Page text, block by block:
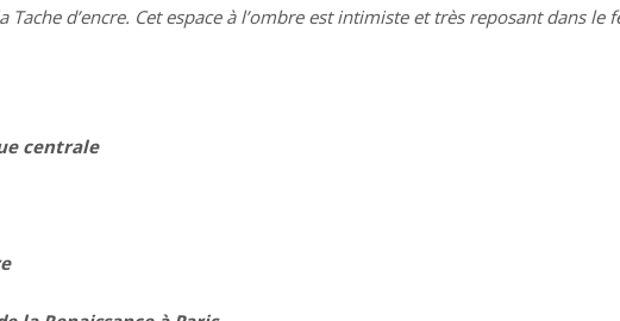
d’encre. Cet espace à l’ombre est intimiste et très reposant dans le
centrale